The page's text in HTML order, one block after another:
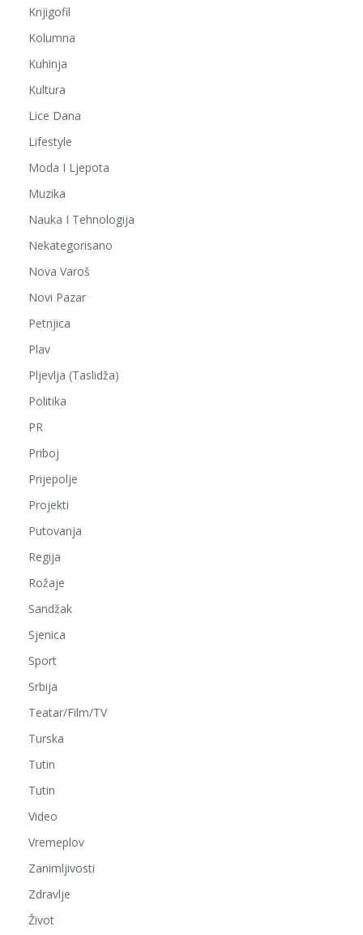
Knjigofil
Kolumna
Kuhinja
Kultura
Lice Dana
Lifestyle
Moda I Ljepota
Muzika
Nauka I Tehnologija
Nekategorisano
Nova Varoš
Novi Pazar
Petnjica
Plav
Pljevlja (Taslidža)
Politika
PR
Priboj
Prijepolje
Projekti
Putovanja
Regija
Rožaje
Sandžak
Sjenica
Sport
Srbija
Teatar/Film/TV
Turska
Tutin
Tutin
Video
Vremeplov
Zanimljivosti
Zdravlje
Život